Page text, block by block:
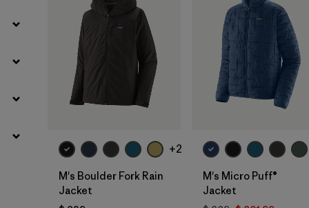
+2
M's Boulder Fork Rain
Jacket
M's Micro Puff®
Jacket